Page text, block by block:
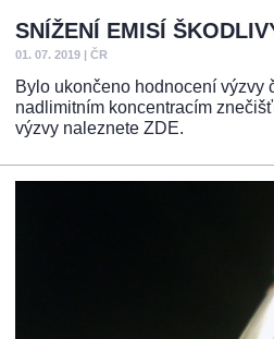
SNÍŽENÍ EMISÍ
01. 07. 2019 ČR
Bylo ukončeno hodnocení výzvy
nadlimitním koncentracím
výzvy naleznete ZDE.